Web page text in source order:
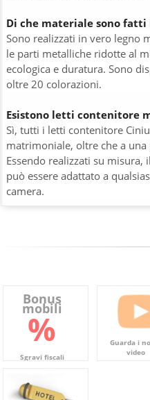
Di che materiale sono
Sono realizzati in vero legno
le parti metalliche ridotte al
ecologica e duratura. Sono
oltre 20 colorazioni.
Esistono letti contenitore
Sì, tutti i letti contenitore
matrimoniale, oltre che a una
Essendo realizzati su
può essere adattato a
camera.
Bonus
mobili
%
Sgravi fiscali
Guarda i
video